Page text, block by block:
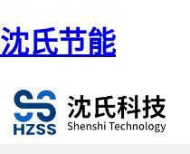
沈氏节能